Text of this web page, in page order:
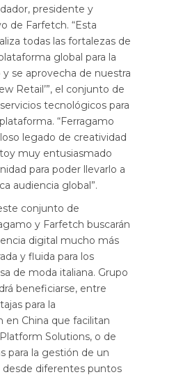
presidente y
de Farfetch. “Esta
todas las fortalezas de
global para la
y se aprovecha de nuestra
Retail’”, el conjunto de
tecnológicos para
“Ferragamo
legado de creatividad
muy entusiasmado
para poder llevarlo a
audiencia global”.
conjunto de
y Farfetch buscarán
digital mucho más
y fluida para los
de moda italiana. Grupo
beneficiarse, entre
para la
en China que facilitan
Solutions, o de
para la gestión de un
desde diferentes puntos